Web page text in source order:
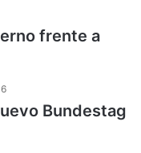
frente a
Bundestag